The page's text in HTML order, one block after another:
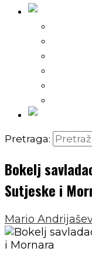
Pretraga:
Bokelj
Sutjeske i
Mario